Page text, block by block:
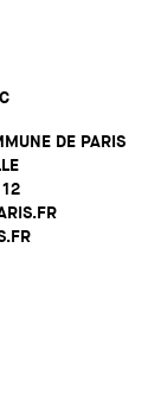
DE PARIS